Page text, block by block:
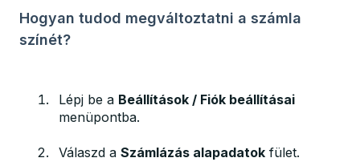
Hogyan tudod megváltoztatni a számla
színét?
Lépj be a Beállítások / Fiók beállításai
menüpontba.
Válaszd a Számlázás alapadatok fület.